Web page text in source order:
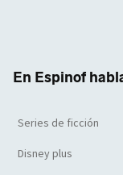
En Espinof
Series de ficción
Disney plus